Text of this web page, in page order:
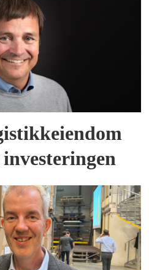
investeringen